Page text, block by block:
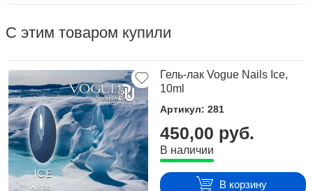
С этим товаром купили
Гель-лак Vogue Nails Ice,
10ml
Артикул: 281
450,00 руб.
В наличии
В корзину